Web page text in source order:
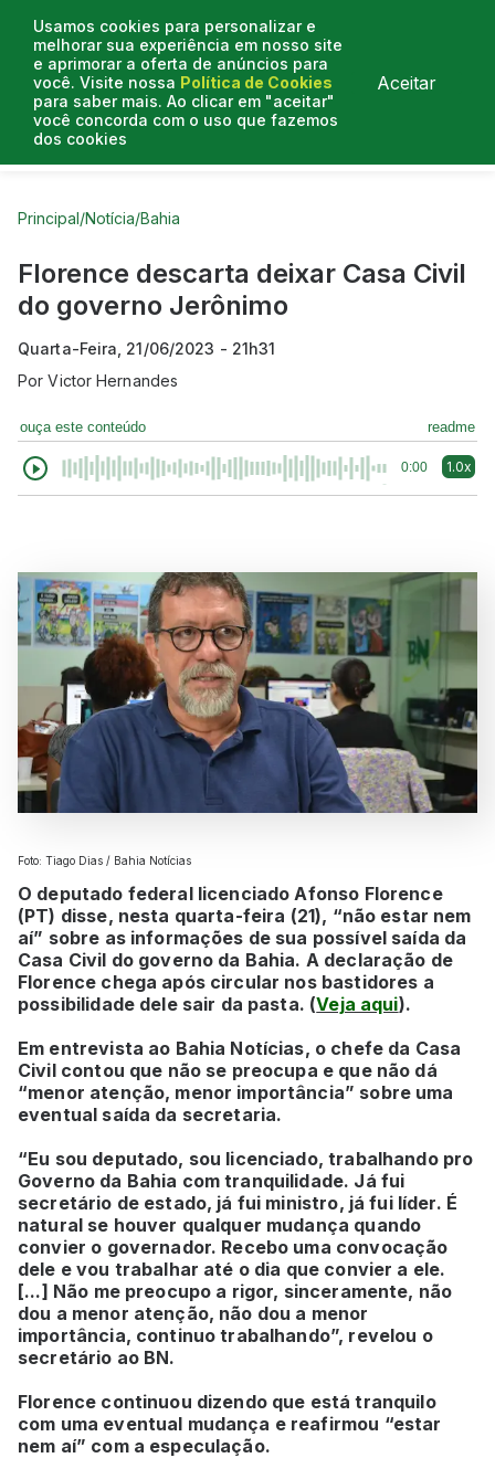
Usamos cookies para personalizar e
melhorar sua experiência em nosso site
e aprimorar a oferta de anúncios para
você. Visite nossa Política de Cookies
para saber mais. Ao clicar em "aceitar"
você concorda com o uso que fazemos
dos cookies
Aceitar
Curtas do Poder
Principal/Notícia/Bahia
Florence descarta deixar Casa Civil
do governo Jerônimo
Quarta-Feira, 21/06/2023 - 21h31
PorVictor Hernandes
ouça este conteúdo readme
0:00 1.0x
Foto: Tiago Dias / Bahia Notícias
O deputado federal licenciado Afonso Florence
(PT) disse, nesta quarta-feira (21), “não estar nem
aí” sobre as informações de sua possível saída da
Casa Civil do governo da Bahia. A declaração de
Florence chega após circular nos bastidores a
possibilidade dele sair da pasta. (Veja aqui).
Em entrevista ao Bahia Notícias, o chefe da Casa
Civil contou que não se preocupa e que não dá
“menor atenção, menor importância” sobre uma
eventual saída da secretaria.
“Eu sou deputado, sou licenciado, trabalhando pro
Governo da Bahia com tranquilidade. Já fui
secretário de estado, já fui ministro, já fui líder. É
natural se houver qualquer mudança quando
convier o governador. Recebo uma convocação
dele e vou trabalhar até o dia que convier a ele.
[...] Não me preocupo a rigor, sinceramente, não
dou a menor atenção, não dou a menor
importância, continuo trabalhando”, revelou o
secretário ao BN.
Florence continuou dizendo que está tranquilo
com uma eventual mudança e reafirmou “estar
nem aí” com a especulação.